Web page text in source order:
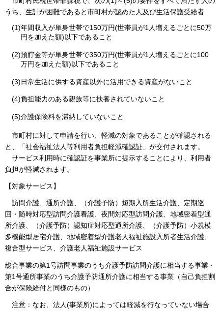
うち、生計が困難であると市町村が認めた人及び生活保護受給者
(1)年間収入が単身世帯で150万円(世帯員が1人増えるごとに50万
円を加えた額)以下であること
(2)預貯金等が単身世帯で350万円(世帯員が1人増えるごとに100
万円を加えた額)以下であること
(3)日常生活に供する資産以外に活用できる資産がないこと
(4)負担能力のある親族等に扶養されていないこと
(5)介護保険料を滞納していないこと
市町村に対して申請を行い、軽減の対象であることが確認される
と、「社会福祉法人等利用者負担軽減確認証」が交付されます。
サービス利用時に確認証を事業所に提示することにより、利用者
負担が軽減されます。
【対象サービス】
訪問介護、 通所介護、（介護予防）短期入所生活介護、定期巡
回・随時対応型訪問介護看護、夜間対応型訪問介護、地域密着型通
所介護、（介護予防）認知症対応型通所介護、（介護予防）小規模
多機能型居宅介護、地域密着型介護老人福祉施設入所者生活介護、
複合型サービス、介護老人福祉施設サービス
総合事業の第1号訪問事業のうち介護予防訪問介護に相当する事業・
第1号通所事業のうち介護予防通所介護に相当する事業（自己負担割
合が保険給付と同様のもの）
注意： なお、法人(事業所)によっては軽減を行なっていない場合